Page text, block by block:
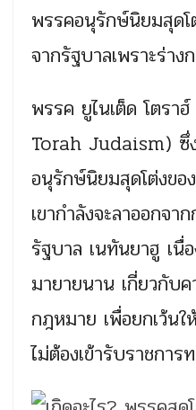
พรรคอนุรักษ์นิยมสุดโ
จากรัฐบาลเพราะร่า
พรรค ยูไนเต็ด โตร
Torah Judaism) ซึ่
อนุรักษ์นิยมสุดโต่งขอ
เขากำลังจะลาออกจ
รัฐบาล เนทันยาฮู เนื่
มายายนาน เกี่ยวกับค
กฎหมาย เพื่อยกเว้น
ไม่ต้องเข้ารับราชการ